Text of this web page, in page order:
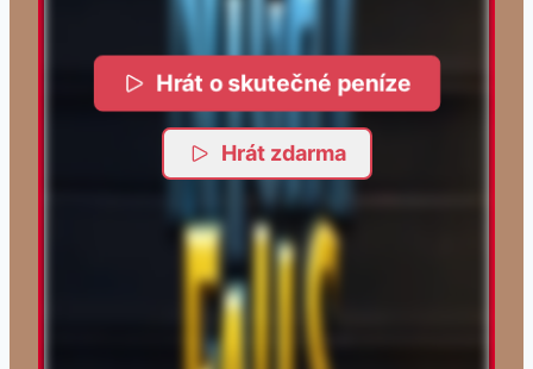
Hrát o skutečné peníze
Hrát zdarma